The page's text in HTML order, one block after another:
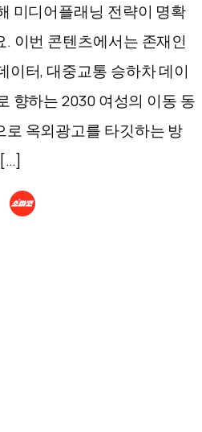
미디어플래닝 전략이 명확
이번 콘텐츠에서는 존재인
이터, 대중교통 승하차 데이
향하는 2030 여성의 이동 동
옥외광고를 타깃하는 방